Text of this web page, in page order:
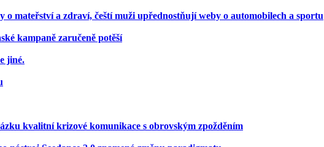
mateřství a zdraví, čeští muži upřednostňují weby o automobilech a sportu
kampaně zaručeně potěší
jiné.
kvalitní krizové komunikace s obrovským zpožděním